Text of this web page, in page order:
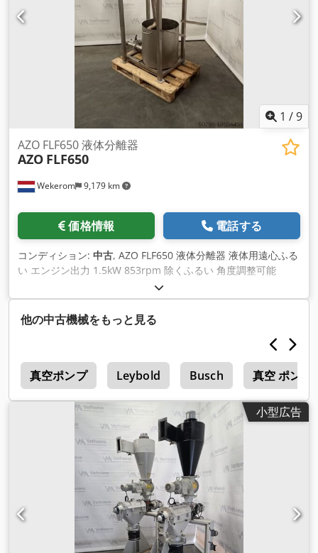
1 /9
Wekerom 9,179 km
AZO FLF650 液体分離器
AZO FLF650
価格情報 電話する
コンディション: 中古, AZO FLF650 液体分離器 液体用遠心ふる
い エンジン出力 1.5kW 853rpm 除くふるい 角度調整可能
Dedpfowyfxxjx Afzjkr 他の広告を見る VMA ウェケロム
他の中古機械をもっと見る
真空ポンプ Leybold Busch 真空 ポンプ
小型広告